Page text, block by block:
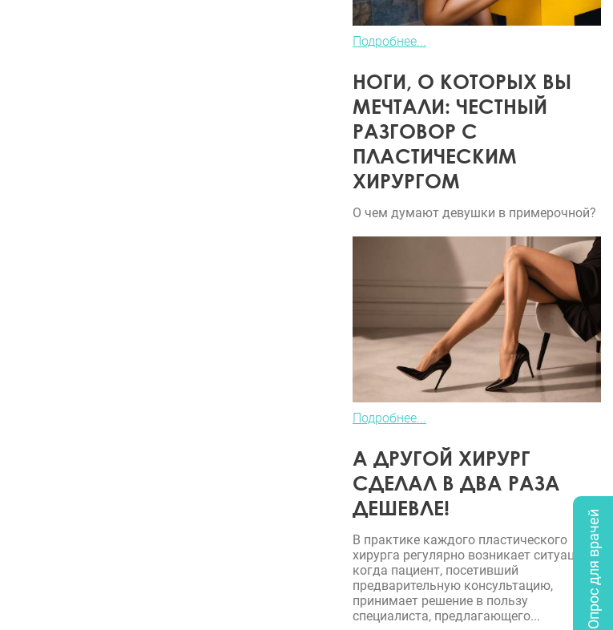
Подробнее...
НОГИ, О КОТОРЫХ ВЫ
МЕЧТАЛИ: ЧЕСТНЫЙ
РАЗГОВОР С
ПЛАСТИЧЕСКИМ
ХИРУРГОМ
О чем думают девушки в примерочной?
Подробнее...
А ДРУГОЙ ХИРУРГ
СДЕЛАЛ В ДВА РАЗА
ДЕШЕВЛЕ!
В практике каждого пластического
хирурга регулярно возникает ситуация,
когда пациент, посетивший
предварительную консультацию,
принимает решение в пользу
специалиста, предлагающего...
Опрос для врачей